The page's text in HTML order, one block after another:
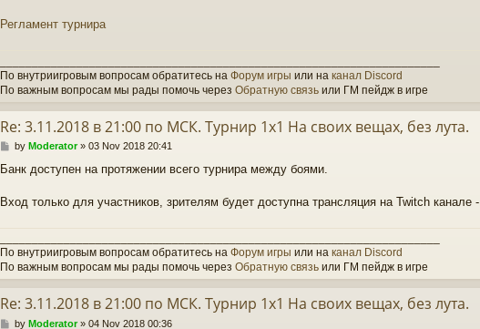
Регламент турнира
По внутриигровым вопросам обратитесь на Форум игры или на канал Discord
По важным вопросам мы рады помочь через Обратную связь или ГМ пейдж в игре
Re: 3.11.2018 в 21:00 по МСК. Турнир 1х1 На своих вещах, без лута.
P
s
by Moderator» 03 Nov 2018 20:41
Банк доступен на протяжении всего турнира между боями.
Вход только для участников, зрителям будет доступна трансляция на Twitch канале -
По внутриигровым вопросам обратитесь на Форум игры или на канал Discord
По важным вопросам мы рады помочь через Обратную связь или ГМ пейдж в игре
Re: 3.11.2018 в 21:00 по МСК. Турнир 1х1 На своих вещах, без лута.
Pby Moderator» 04 Nov 2018 00:36